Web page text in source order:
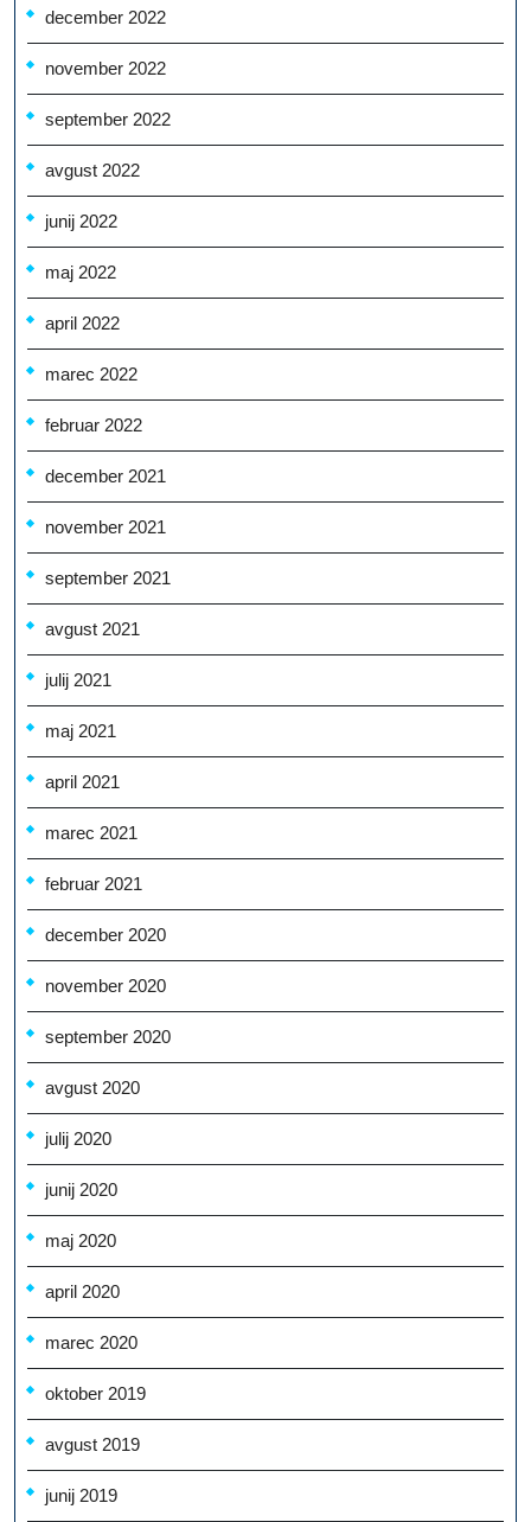
december 2022
november 2022
september 2022
avgust 2022
junij 2022
maj 2022
april 2022
marec 2022
februar 2022
december 2021
november 2021
september 2021
avgust 2021
julij 2021
maj 2021
april 2021
marec 2021
februar 2021
december 2020
november 2020
september 2020
avgust 2020
julij 2020
junij 2020
maj 2020
april 2020
marec 2020
oktober 2019
avgust 2019
junij 2019